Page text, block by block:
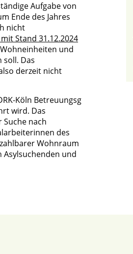
Aufgabe von
Ende des Jahres
nicht
Stand 31.12.2024
und
Das
derzeit nicht
Köln Betreuungsg
wird. Das
nach
des
Wohnraum
Asylsuchenden und